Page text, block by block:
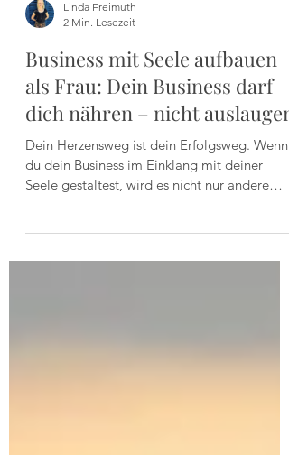
Linda Freimuth
2 Min. Lesezeit
Business mit Seele aufbauen
als Frau: Dein Business darf
dich nähren – nicht auslaugen
Dein Herzensweg ist dein Erfolgsweg. Wenn
Seele gestaltest, wird es nicht nur andere